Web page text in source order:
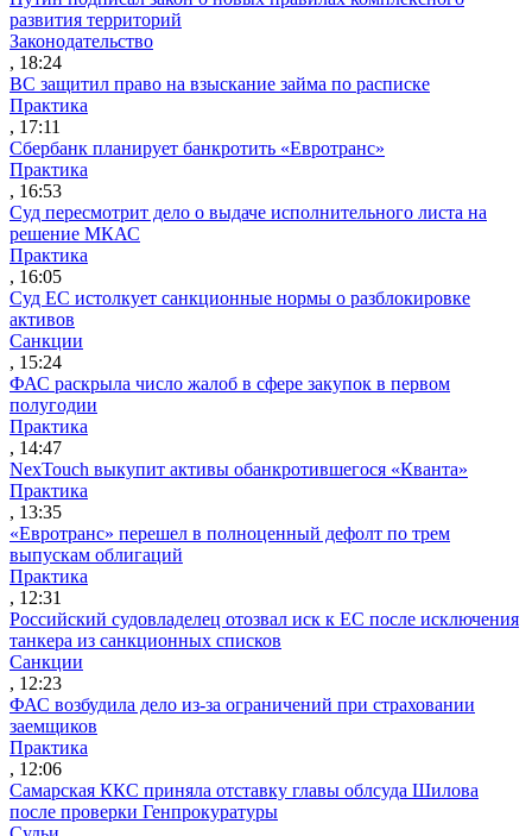
развития территорий
Законодательство
, 18:24
ВС защитил право на взыскание займа по расписке
Практика
, 17:11
Сбербанк планирует банкротить «Евротранс»
Практика
, 16:53
Суд пересмотрит дело о выдаче исполнительного листа на
решение МКАС
Практика
, 16:05
Суд ЕС истолкует санкционные нормы о разблокировке
активов
Санкции
, 15:24
ФАС раскрыла число жалоб в сфере закупок в первом
полугодии
Практика
, 14:47
NexTouch выкупит активы обанкротившегося «Кванта»
Практика
, 13:35
«Евротранс» перешел в полноценный дефолт по трем
выпускам облигаций
Практика
, 12:31
Российский судовладелец отозвал иск к ЕС после исключения
танкера из санкционных списков
Санкции
, 12:23
ФАС возбудила дело из-за ограничений при страховании
заемщиков
Практика
, 12:06
Самарская ККС приняла отставку главы облсуда Шилова
после проверки Генпрокуратуры